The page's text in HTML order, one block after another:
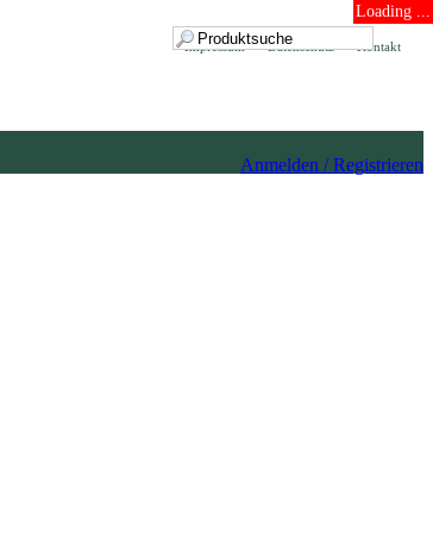
Loading ...
Kontakt
Datenschutz
Impressum
Anmelden / Registrieren